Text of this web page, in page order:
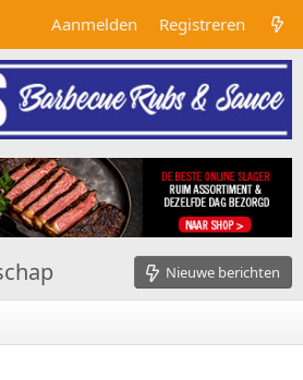
Aanmelden Registreren
Nieuwe berichten